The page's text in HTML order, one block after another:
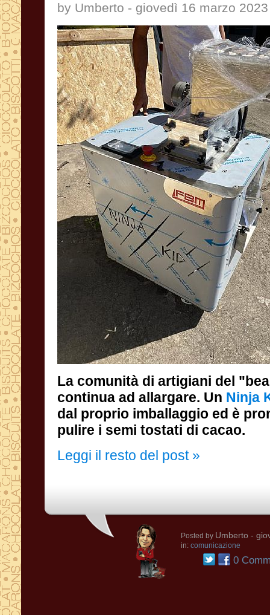
by Umberto - giovedì 16 marzo 2023
La comunità di artigiani del
continua ad allargare. Un Ninja
pulire i semi tostati di cacao.
Leggi il resto del post »
Posted by Umberto -
in: comunicazione
0